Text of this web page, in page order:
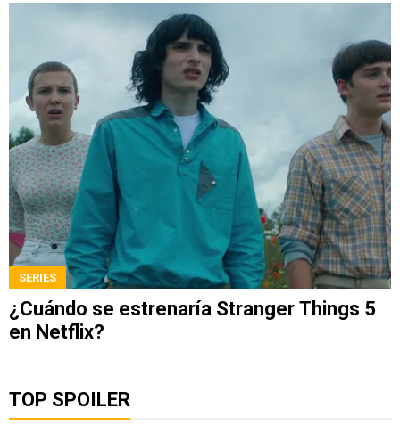
SERIES
¿Cuándo se estrenaría Stranger Things 5
en Netflix?
TOP SPOILER